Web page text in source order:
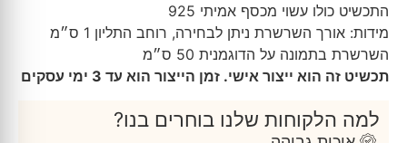
התכשיט כולו עשוי מכסף אמיתי 925
מידות: אורך השרשרת ניתן לבחירה, רוחב התליון 1 ס״מ
השרשרת בתמונה על הדוגמנית 50 ס״מ
תכשיט זה הוא ייצור אישי. זמן הייצור הוא עד 3 ימי עסקים
למה הלקוחות שלנו בוחרים בנו?